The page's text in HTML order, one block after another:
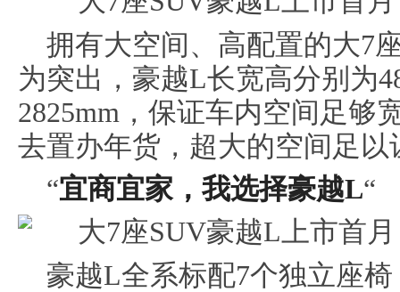
拥有大空间、高配置的大7
为突出，豪越L长宽高分别为
2825mm，保证车内空间足够
去置办年货，超大的空间足
“宜商宜家，我选择豪越L“
豪越L全系标配7个独立座